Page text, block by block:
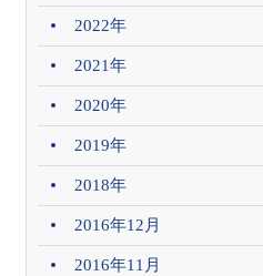
2022年
2021年
2020年
2019年
2018年
2016年12月
2016年11月